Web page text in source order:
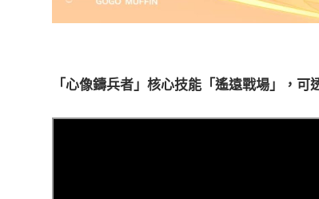
「心像鑄兵者」核心技能「遙遠戰場」，